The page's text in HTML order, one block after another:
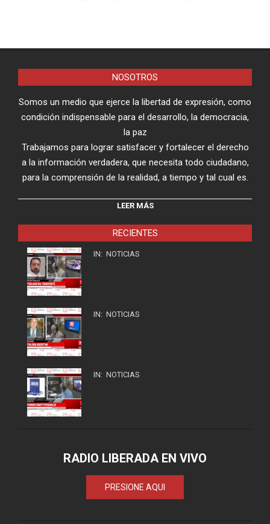
NOSOTROS
Somos un medio que ejerce la libertad de expresión, como
condición indispensable para el desarrollo, la democracia,
la paz
Trabajamos para lograr satisfacer y fortalecer el derecho
a la información verdadera, que necesita todo ciudadano,
para la comprensión de la realidad, a tiempo y tal cual es.
LEER MÁS
RECIENTES
IN: NOTICIAS
IN: NOTICIAS
IN: NOTICIAS
RADIO LIBERADA EN VIVO
PRESIONE AQUI